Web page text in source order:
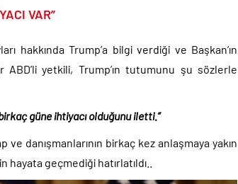
VAR”
hakkında Trump’a bilgi verdiği ve Başkan’ın
yetkili, Trump’ın tutumunu şu sözlerle
güne ihtiyacı olduğunu iletti.”
danışmanlarının birkaç kez anlaşmaya yakın
geçmediği hatırlatıldı..